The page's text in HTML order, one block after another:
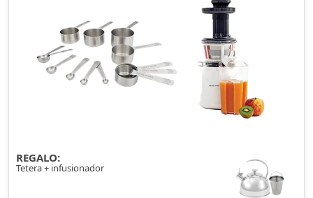
REGALO:
Tetera + infusionador